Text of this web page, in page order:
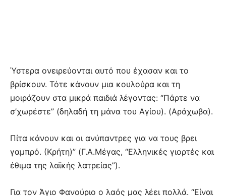
Ύστερα ονειρεύονται αυτό που έχασαν και το
βρίσκουν. Τότε κάνουν μια κουλούρα και τη
μοιράζουν στα μικρά παιδιά λέγοντας: “Πάρτε να
σ’χωρέστε” (δηλαδή τη μάνα του Αγίου). (Αράχωβα).
Πίτα κάνουν και οι ανύπαντρες για να τους βρει
γαμπρό. (Κρήτη)” (Γ.Α.Μέγας, “Ελληνικές γιορτές και
έθιμα της λαϊκής λατρείας”).
Για τον Άγιο Φανούριο ο λαός μας λέει πολλά. “Είναι